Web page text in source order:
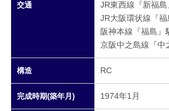
交通
JR東西線『新福
JR大阪環状線『
阪神本線『福島』
京阪中之島線『中
構造 RC
完成時期(築年月) 1974年1月